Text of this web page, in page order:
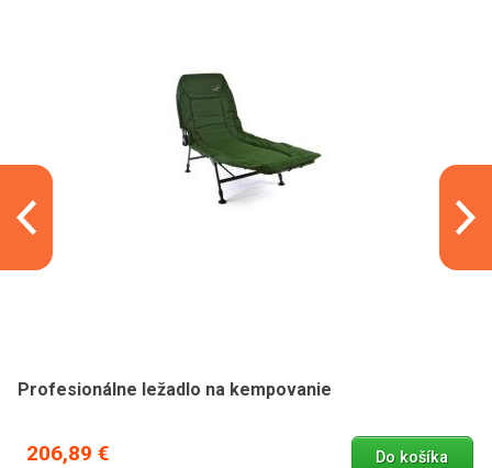
Profesionálne ležadlo na kempovanie
206,89 € Do košíka